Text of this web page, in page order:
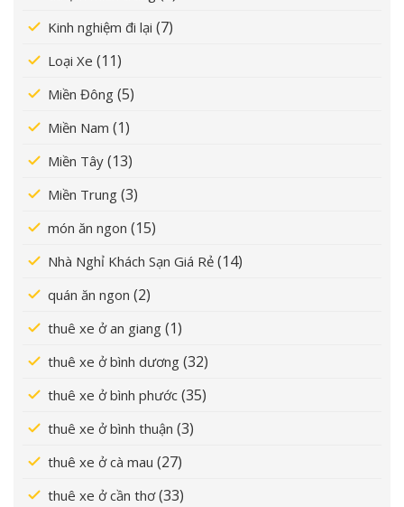
Kinh nghiệm đi lại (7)
Loại Xe (11)
Miền Đông (5)
Miền Nam (1)
Miền Tây (13)
Miền Trung (3)
món ăn ngon (15)
Nhà Nghỉ Khách Sạn Giá Rẻ (14)
quán ăn ngon (2)
thuê xe ở an giang (1)
thuê xe ở bình dương (32)
thuê xe ở bình phước (35)
thuê xe ở bình thuận (3)
thuê xe ở cà mau (27)
thuê xe ở cần thơ(33)